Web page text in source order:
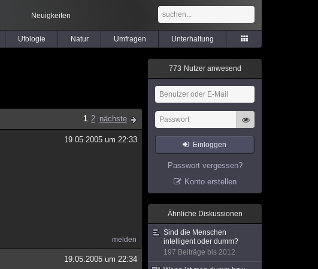
Neuigkeiten
Ufologie Natur Umfragen Unterhaltung
1 2 nächste
19.05.2005 um 22:33
melden
19.05.2005 um 22:34
773 Nutzer anwesend
Einloggen
Passwort vergessen?
Konto erstellen
Ähnliche Diskussionen
Sind die Menschen
intelligent oder dumm?
197 Beiträge bis 2012